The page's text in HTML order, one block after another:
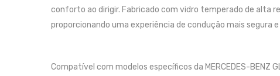
conforto ao dirigir. Fabricado com vidro temperado de alta
proporcionando uma experiência de condução mais segura
Compatível com modelos específicos da MERCEDES-BENZ